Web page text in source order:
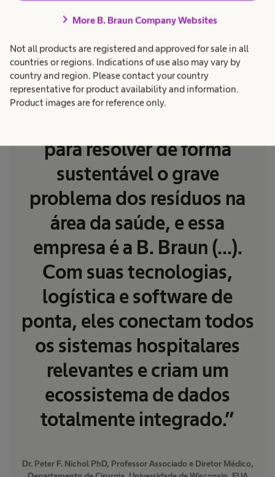
chevron_right More B. Braun Company Websites
Not all products are registered and approved for sale in all
countries or regions. Indications of use also may vary by
country and region. Please contact your country
representative for product availability and information.
Product images are for reference only.
“Existe apenas uma
para resolver de forma
sustentável o grave
problema dos resíduos na
área da saúde, e essa
empresa é a B. Braun (...).
Com suas tecnologias,
logística e software de
ponta, eles conectam todos
os sistemas hospitalares
relevantes e criam um
ecossistema de dados
totalmente integrado.”
Dr. Peter F. Nichol PhD, Professor Associado e Diretor Médico,